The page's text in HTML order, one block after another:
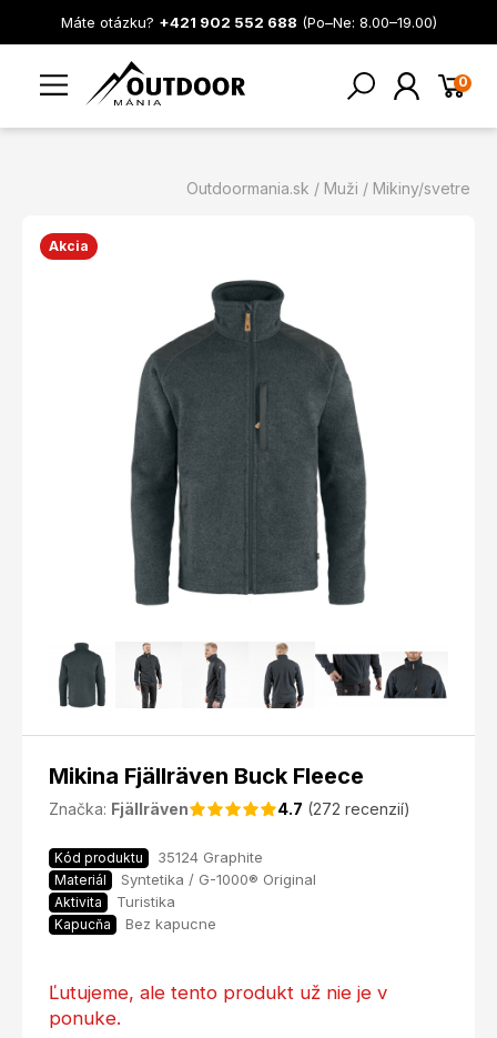
Máte otázku? +421 902 552 688 (Po–Ne: 8.00–19.00)
0
Outdoormania.sk Muži Mikiny/svetre
Akcia
Mikina Fjällräven Buck Fleece
Značka: Fjällräven 4.7 (272 recenzií)
Kód produktu 35124 Graphite
Materiál Syntetika / G-1000® Original
Aktivita Turistika
Kapucňa Bez kapucne
Ľutujeme, ale tento produkt už nie je v
ponuke.